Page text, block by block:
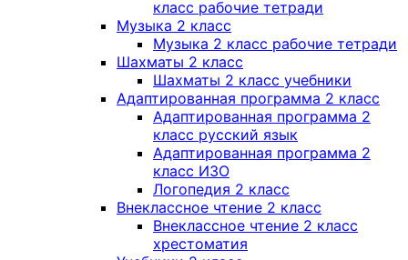
класс рабочие тетради
Музыка 2 класс
Музыка 2 класс рабочие тетради
Шахматы 2 класс
Шахматы 2 класс учебники
Адаптированная программа 2 класс
Адаптированная программа 2
класс русский язык
Адаптированная программа 2
класс ИЗО
Логопедия 2 класс
Внеклассное чтение 2 класс
Внеклассное чтение 2 класс
хрестоматия